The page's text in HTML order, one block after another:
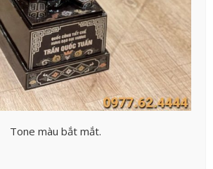
Tone màu bắt mắt.